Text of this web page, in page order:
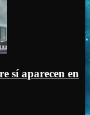
sí aparecen en